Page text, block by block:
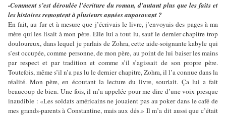
-Comment s’est déroulée l’écriture du roman, d’autant plus que les faits et
les histoires remontent à plusieurs années auparavant ?
En fait, au fur et à mesure que j’écrivais le livre, j’envoyais des pages à ma
mère qui les lisait à mon père. Elle lui a tout lu, sauf le dernier chapitre trop
douloureux, dans lequel je parlais de Zohra, cette aide-soignante kabyle qui
s’est occupée, comme personne, de mon père, au point de lui baiser les mains
par respect et par tradition et comme s’il s’agissait de son propre père.
Toutefois, même s’il n’a pas lu le dernier chapitre, Zohra, il l’a connue dans la
réalité. Mon père, en écoutant la lecture du livre, souriait. Ça lui a fait
beaucoup de bien. Une fois, il m’a appelée pour me dire d’une voix presque
inaudible : «Les soldats américains ne jouaient pas au poker dans le café de
mes grands-parents à Constantine, mais aux dés.» Il m’a dit aussi que c’était